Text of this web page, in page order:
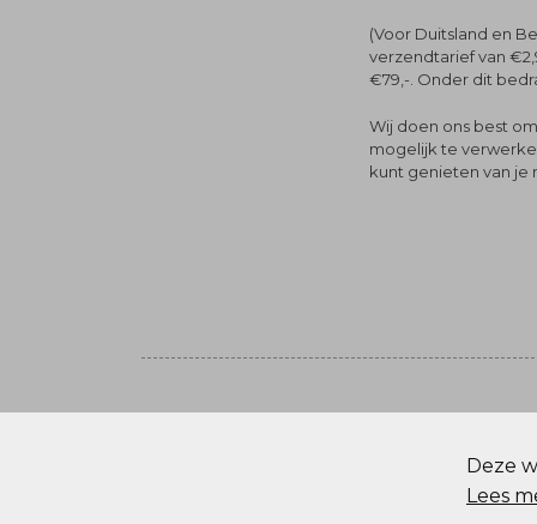
(Voor Duitsland en
verzendtarief van
€79,-. Onder dit
Wij doen ons best
mogelijk te
kunt genieten van je
Cookie statement
Deze
Lees